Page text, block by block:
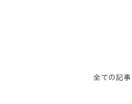
全ての記事